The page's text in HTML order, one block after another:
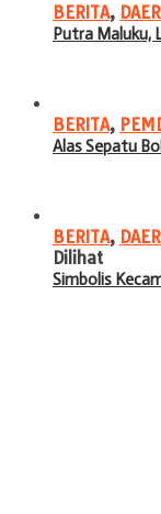
BERITA,
Putra Maluku,
BERITA,
Alas Sepatu
BERITA,
Dilihat
Simbolis